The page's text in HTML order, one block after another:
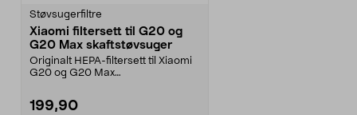
Støvsugerfiltre
Xiaomi filtersett til G20 og
G20 Max skaftstøvsuger
Originalt HEPA-filtersett til Xiaomi
G20 og G20 Max
199,90